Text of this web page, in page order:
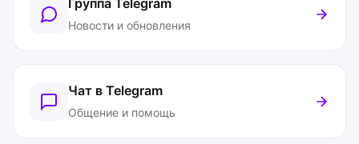
Группа Telegram
Новости и обновления
Чат в Telegram
Общение и помощь